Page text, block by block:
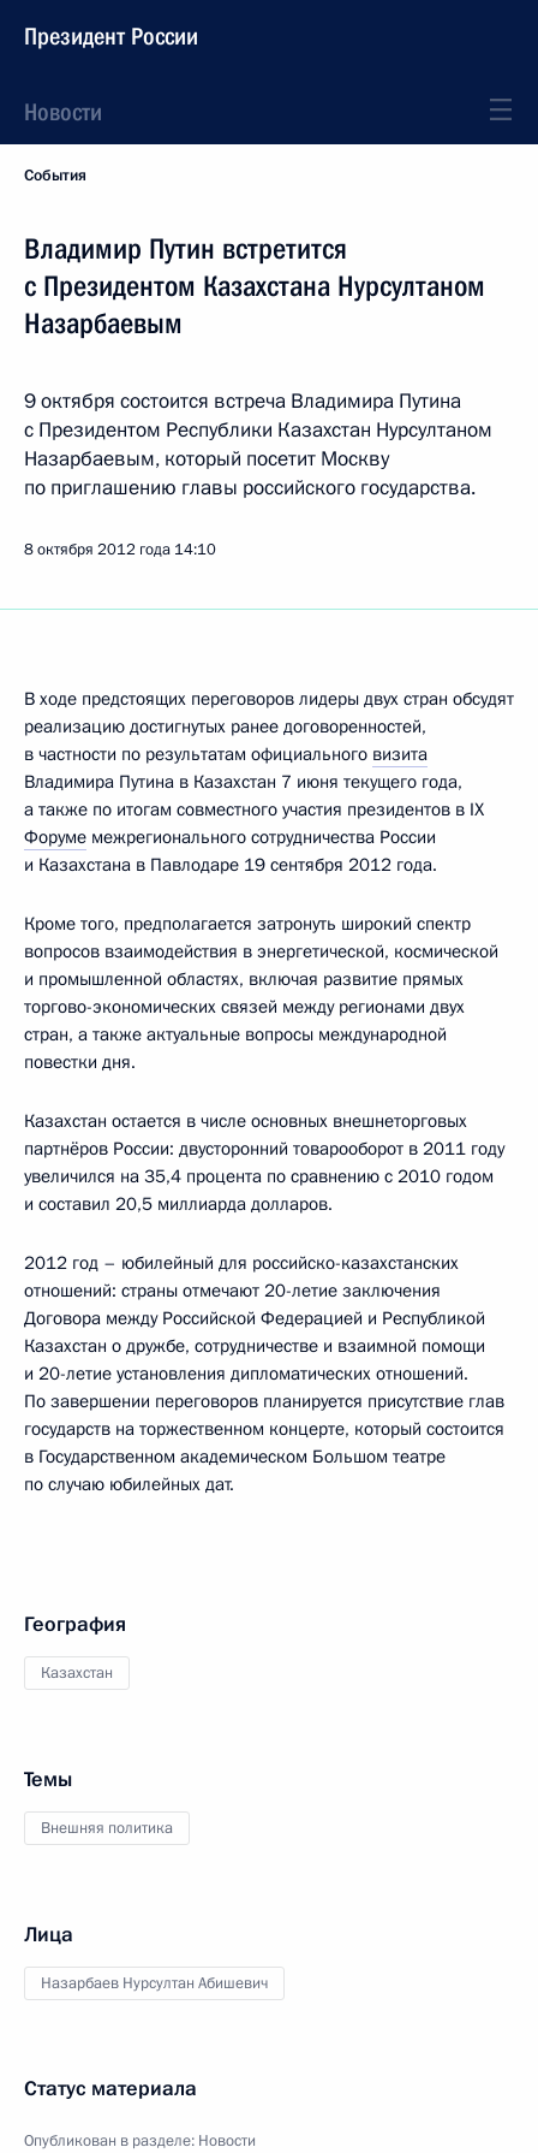
Президент России
Новости
События
Владимир Путин встретится
с Президентом Казахстана Нурсултаном
Назарбаевым
9 октября состоится встреча Владимира Путина
с Президентом Республики Казахстан Нурсултаном
Назарбаевым, который посетит Москву
по приглашению главы российского государства.
8 октября 2012 года 14:10
В ходе предстоящих переговоров лидеры двух стран обсудят
реализацию достигнутых ранее договоренностей,
в частности по результатам официального визита
Владимира Путина в Казахстан 7 июня текущего года,
а также по итогам совместного участия президентов в IX
Форуме межрегионального сотрудничества России
и Казахстана в Павлодаре 19 сентября 2012 года.
Кроме того, предполагается затронуть широкий спектр
вопросов взаимодействия в энергетической, космической
и промышленной областях, включая развитие прямых
торгово-экономических связей между регионами двух
стран, а также актуальные вопросы международной
повестки дня.
Казахстан остается в числе основных внешнеторговых
партнёров России: двусторонний товарооборот в 2011 году
увеличился на 35,4 процента по сравнению с 2010 годом
и составил 20,5 миллиарда долларов.
2012 год – юбилейный для российско-казахстанских
отношений: страны отмечают 20-летие заключения
Договора между Российской Федерацией и Республикой
Казахстан о дружбе, сотрудничестве и взаимной помощи
и 20-летие установления дипломатических отношений.
По завершении переговоров планируется присутствие глав
государств на торжественном концерте, который состоится
в Государственном академическом Большом театре
по случаю юбилейных дат.
География
Казахстан
Темы
Внешняя политика
Лица
Назарбаев Нурсултан Абишевич
Статус материала
Опубликован в разделе: Новости